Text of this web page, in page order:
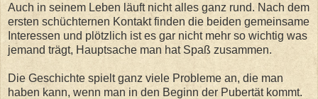
Auch in seinem Leben läuft nicht alles ganz rund. Nach dem
ersten schüchternen Kontakt finden die beiden gemeinsame
Interessen und plötzlich ist es gar nicht mehr so wichtig was
jemand trägt, Hauptsache man hat Spaß zusammen.
Die Geschichte spielt ganz viele Probleme an, die man
haben kann, wenn man in den Beginn der Pubertät kommt.